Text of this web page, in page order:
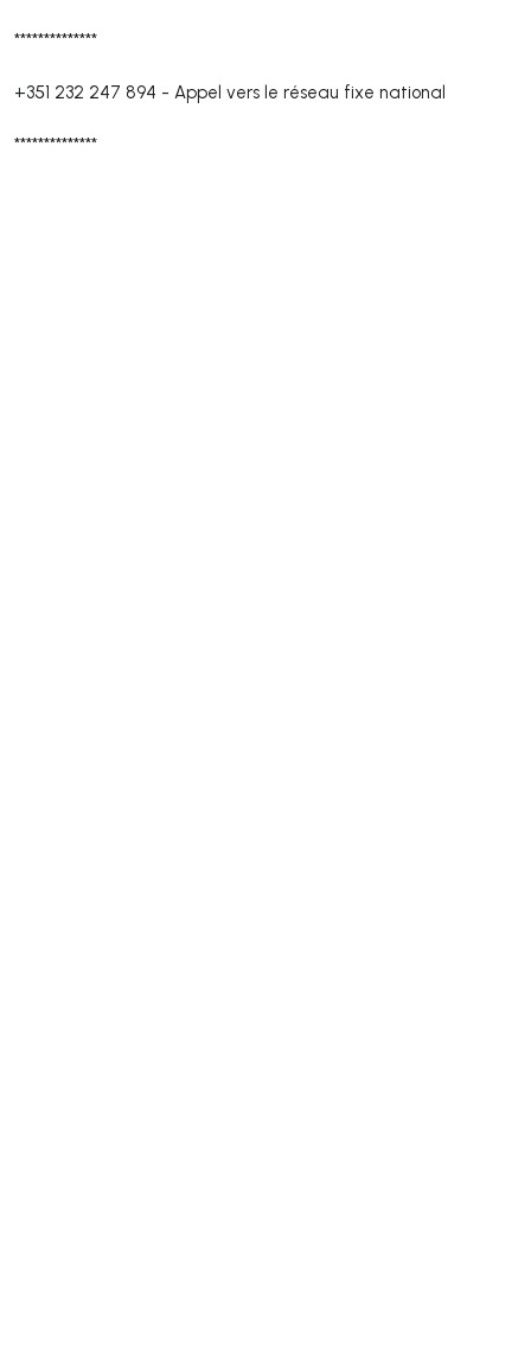
**************
+351 232 247 894 - Appel vers le réseau fixe national
**************